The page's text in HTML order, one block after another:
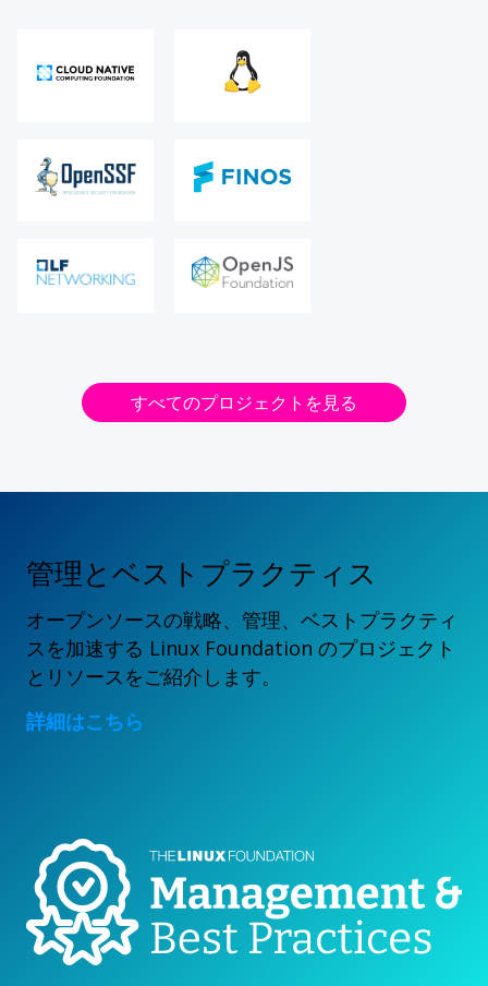
すべてのプロジェクトを見る
管理とベストプラクティス
オープンソースの戦略、管理、ベストプラクティ
スを加速する Linux Foundation のプロジェクト
とリソースをご紹介します。
詳細はこちら